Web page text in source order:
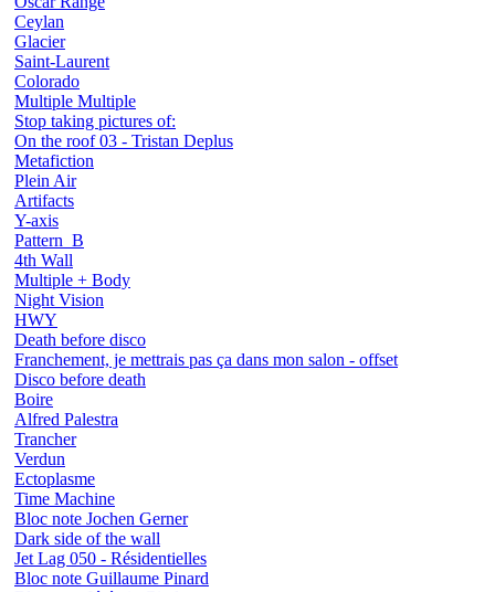
Ceylan
Glacier
Saint-Laurent
Colorado
Multiple Multiple
Stop taking pictures of:
On the roof 03 - Tristan Deplus
Metafiction
Plein Air
Artifacts
Y-axis
Pattern_B
4th Wall
Multiple + Body
Night Vision
HWY
Death before disco
Franchement, je mettrais pas ça dans mon salon - offset
Disco before death
Boire
Alfred Palestra
Trancher
Verdun
Ectoplasme
Time Machine
Bloc note Jochen Gerner
Dark side of the wall
Jet Lag 050 - Résidentielles
Bloc note Guillaume Pinard